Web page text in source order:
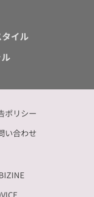
イル
ポリシー
い合わせ